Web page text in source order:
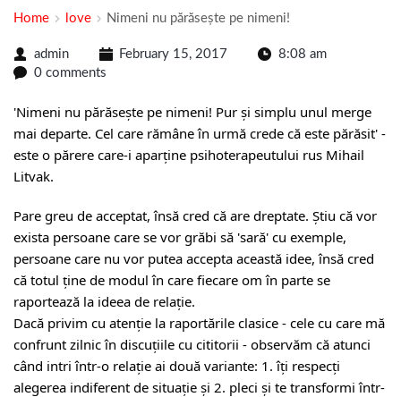
Home love Nimeni nu părăsește pe nimeni!
admin February 15, 2017
8:08 am
0 comments
'Nimeni nu părăsește pe nimeni! Pur și simplu unul merge
mai departe. Cel care rămâne în urmă crede că este părăsit' -
este o părere care-i aparține psihoterapeutului rus Mihail
Litvak.
Pare greu de acceptat, însă cred că are dreptate. Știu că vor
exista persoane care se vor grăbi să 'sară' cu exemple,
persoane care nu vor putea accepta această idee, însă cred
că totul ține de modul în care fiecare om în parte se
raportează la ideea de relație.
Dacă privim cu atenție la raportările clasice - cele cu care mă
confrunt zilnic în discuțiile cu cititorii - observăm că atunci
când intri într-o relație ai două variante: 1. îți respecți
alegerea indiferent de situație și 2. pleci și te transformi într-